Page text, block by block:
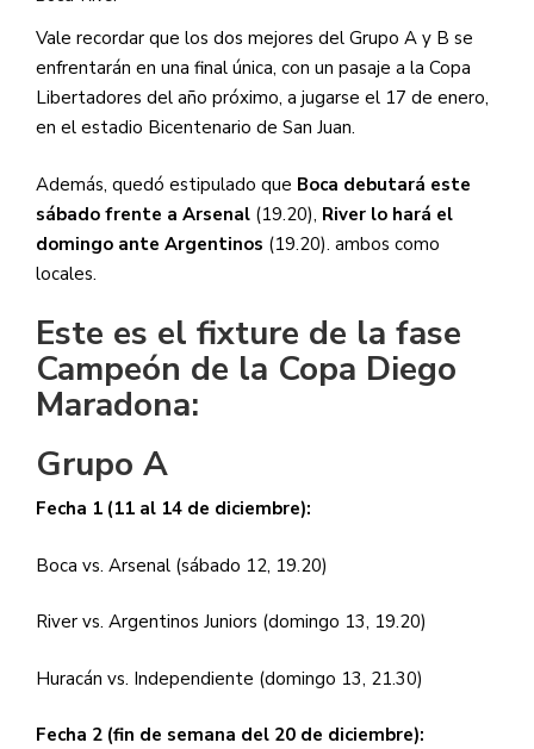
Vale recordar que los dos mejores del Grupo A y B se
enfrentarán en una final única, con un pasaje a la Copa
Libertadores del año próximo, a jugarse el 17 de enero,
en el estadio Bicentenario de San Juan.
Además, quedó estipulado que Boca debutará este
sábado frente a Arsenal (19.20), River lo hará el
domingo ante Argentinos (19.20). ambos como
locales.
Este es el fixture de la fase
Campeón de la Copa Diego
Maradona:
Grupo A
Fecha 1 (11 al 14 de diciembre):
Boca vs. Arsenal (sábado 12, 19.20)
River vs. Argentinos Juniors (domingo 13, 19.20)
Huracán vs. Independiente (domingo 13, 21.30)
Fecha 2 (fin de semana del 20 de diciembre):